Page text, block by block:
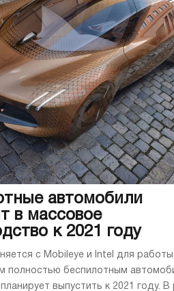
автомобили
в массовое
к 2021 году
с Mobileye и Intel для
полностью беспилотным
выпустить к 2021 году. В